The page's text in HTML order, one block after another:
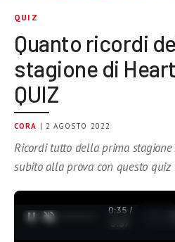
QUIZ
Quanto ricordi
stagione di
QUIZ
CORA | 2 AGOSTO 2022
Ricordi tutto della prima
subito alla prova con questo
0:35 /
3:37